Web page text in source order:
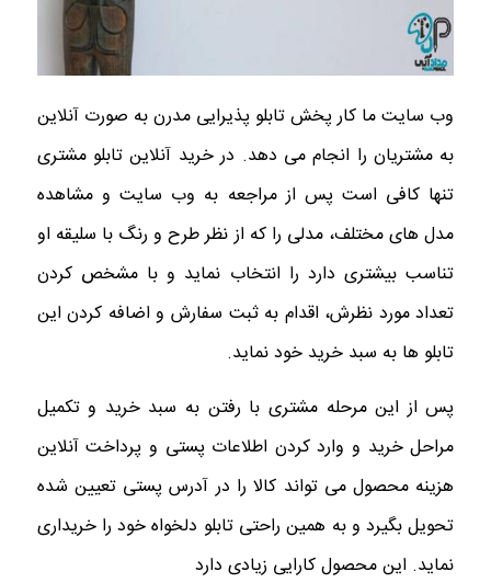
وب سایت ما کار پخش تابلو پذیرایی مدرن به صورت آنلاین
به مشتریان را انجام می ‌دهد. در خرید آنلاین تابلو مشتری
تنها کافی است پس از مراجعه به وب سایت و مشاهده
مدل های مختلف، مدلی را که از نظر طرح و رنگ با سلیقه او
تناسب بیشتری دارد را انتخاب نماید و با مشخص کردن
تعداد مورد نظرش، اقدام به ثبت سفارش و اضافه کردن این
تابلو ها به سبد خرید خود نماید.
پس از این مرحله مشتری با رفتن به سبد خرید و تکمیل
مراحل خرید و وارد کردن اطلاعات پستی و پرداخت آنلاین
هزینه محصول می تواند کالا را در آدرس پستی تعیین شده
تحویل بگیرد و به همین راحتی تابلو دلخواه خود را خریداری
نماید. این محصول کارایی زیادی دارد